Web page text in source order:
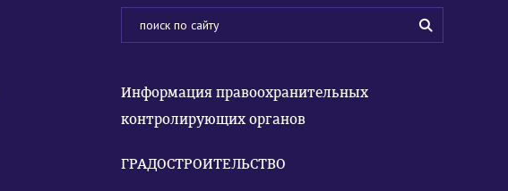
Информация правоохранительных
контролирующих органов
ГРАДОСТРОИТЕЛЬСТВО